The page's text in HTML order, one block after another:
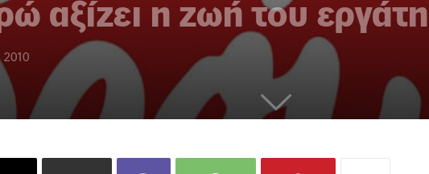
αξίζει η ζωή του εργάτη
2010